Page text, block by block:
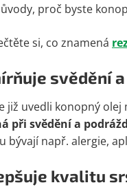
proč byste
si, co znamená
svědění
již uvedli konopný olej
při svědění a
bývají např. alergie,
kvalitu